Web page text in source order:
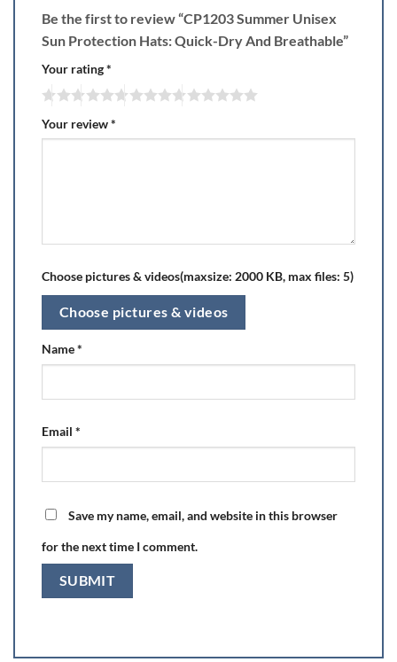
Be the first to review “CP1203 Summer Unisex
Sun Protection Hats: Quick-Dry And Breathable”
Your rating*
Your review*
Choose pictures & videos(maxsize: 2000 KB, max files: 5)
Choose pictures & videos
Name*
Email *
Save my name, email, and website in this browser
for the next time I comment.